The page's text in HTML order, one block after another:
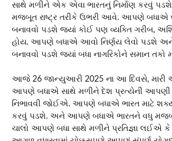
સાથે મળીને એક એવા ભારતનું નિર્માણ કરવું
મજબૂત રાષ્ટ્ર તરીકે ઉભરી આવે. આપણે બધાએ
બનાવવો પડશે જ્યાં કોઈ પણ વ્યક્તિ ગરીબ,
હોય. આપણે બધાએ આવો નિર્ણય લેવો પડશે
બનાવવો પડશે જ્યાં બધા નાગરિકોને સમાન તકો
આજે 26 જાન્યુઆરી 2025 ના આ દિવસે, મારી
આપણે બધાએ સાથે મળીને દેશ પ્રત્યેની આપણી
નિભાવવી જોઈએ. આપણે બધાએ ભારત માટે
કરવું પડશે. અને આપણે બધાએ ભારતને વધુ
ચાલો આપણે બધા સાથે મળીને પ્રતિજ્ઞા